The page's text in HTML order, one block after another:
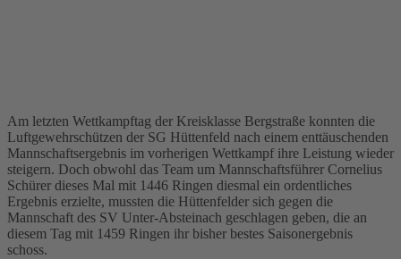
Am letzten Wettkampftag der Kreisklasse Bergstraße konnten die
Luftgewehrschützen der SG Hüttenfeld nach einem enttäuschenden
Mannschaftsergebnis im vorherigen Wettkampf ihre Leistung wieder
steigern. Doch obwohl das Team um Mannschaftsführer Cornelius
Schürer dieses Mal mit 1446 Ringen diesmal ein ordentliches
Ergebnis erzielte, mussten die Hüttenfelder sich gegen die
Mannschaft des SV Unter-Absteinach geschlagen geben, die an
diesem Tag mit 1459 Ringen ihr bisher bestes Saisonergebnis
schoss.